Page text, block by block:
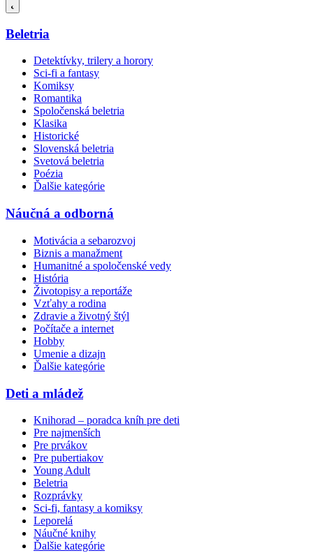
Beletria
Detektívky, trilery a horory
Sci-fi a fantasy
Komiksy
Romantika
Spoločenská beletria
Klasika
Historické
Slovenská beletria
Svetová beletria
Poézia
Ďalšie kategórie
Náučná a odborná
Motivácia a sebarozvoj
Biznis a manažment
Humanitné a spoločenské vedy
História
Životopisy a reportáže
Vzťahy a rodina
Zdravie a životný štýl
Počítače a internet
Hobby
Umenie a dizajn
Ďalšie kategórie
Deti a mládež
Knihorad – poradca kníh pre deti
Pre najmenších
Pre prvákov
Pre pubertiakov
Young Adult
Beletria
Rozprávky
Sci-fi, fantasy a komiksy
Leporelá
Náučné knihy
Ďalšie kategórie